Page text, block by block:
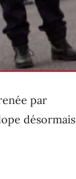
par
désormais